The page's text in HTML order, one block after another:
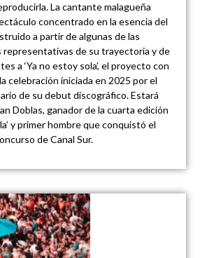
La cantante malagueña
concentrado en la esencia del
a partir de algunas de las
representativas de su trayectoria y de
a ‘Ya no estoy sola’, el proyecto con
celebración iniciada en 2025 por el
de su debut discográfico. Estará
Doblas, ganador de la cuarta edición
y primer hombre que conquistó el
de Canal Sur.